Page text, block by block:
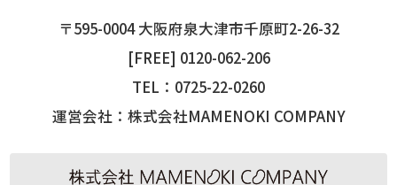
〒595-0004 大阪府泉大津市千原町2-26-32
[FREE] 0120-062-206
TEL： 0725-22-0260
運営会社：株式会社MAMENOKI COMPANY